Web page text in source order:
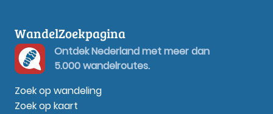
WandelZoekpagina
Ontdek Nederland met meer dan
5.000 wandelroutes.
Zoek op wandeling
Zoek op kaart